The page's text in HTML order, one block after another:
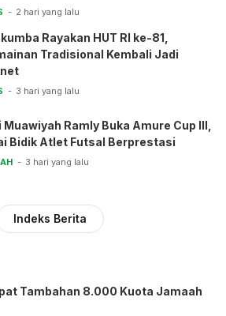
2 hari yang lalu
Rayakan HUT RI ke-81,
Tradisional Kembali Jadi
3 hari yang lalu
Muawiyah Ramly Buka Amure Cup III,
Bidik Atlet Futsal Berprestasi
3 hari yang lalu
Indeks Berita
Tambahan 8.000 Kuota Jamaah